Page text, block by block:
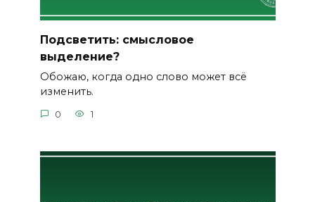
Подсветить: смысловое
выделение?
Обожаю, когда одно слово может всё
изменить.
0 1